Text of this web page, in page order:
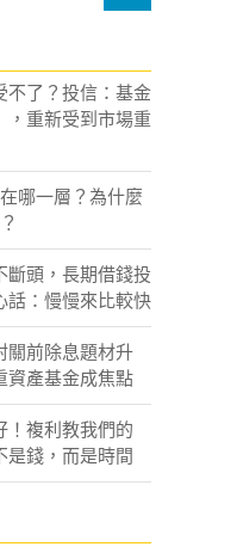
不了？投信：基金
，重新受到市場重
哪一層？為什麼
斷頭，長期借錢投
話：慢慢來比較快
關前除息題材升
產基金成焦點
！複利教我們的
是錢，而是時間